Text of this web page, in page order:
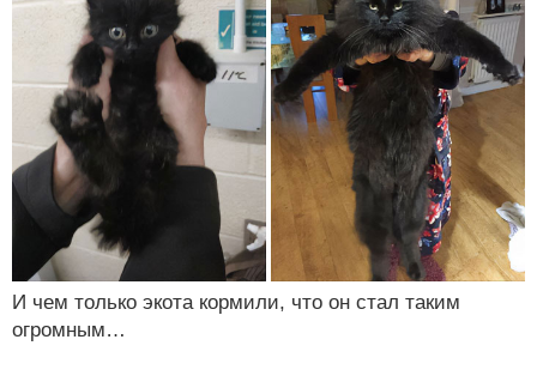
И чем только экота кормили, что он стал таким
огромным…